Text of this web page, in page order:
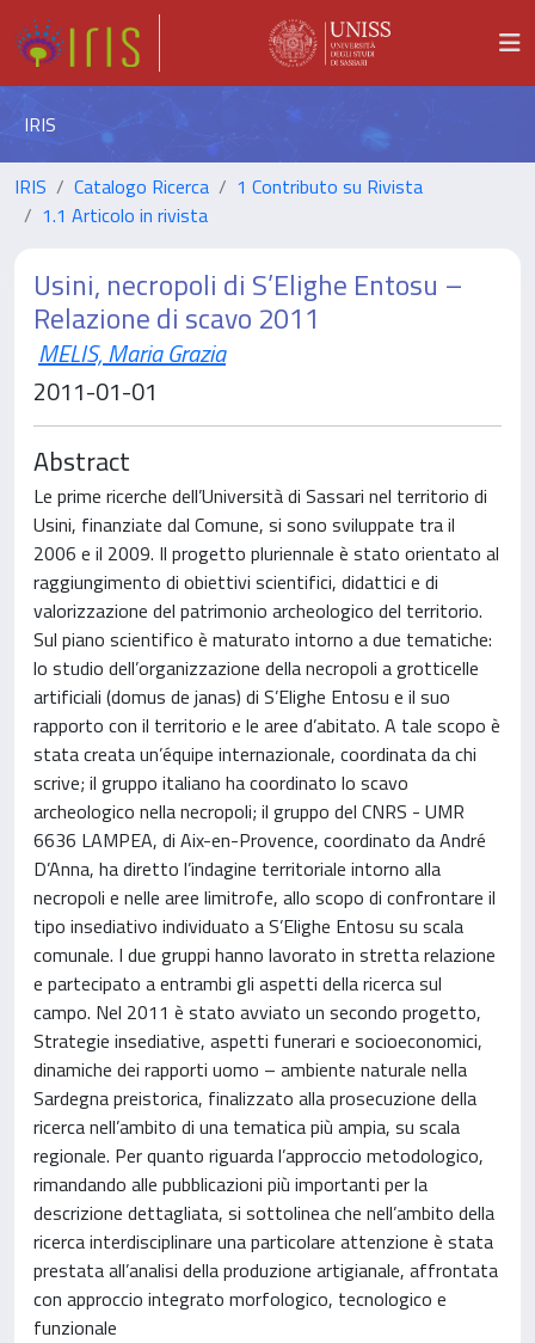
IRIS
IRIS Catalogo Ricerca
1 Contributo su Rivista
1.1 Articolo in rivista
Usini, necropoli di S’Elighe Entosu –
Relazione di scavo 2011
MELIS, Maria Grazia
2011-01-01
Abstract
Le prime ricerche dell’Università di Sassari nel territorio di
Usini, finanziate dal Comune, si sono sviluppate tra il
2006 e il 2009. Il progetto pluriennale è stato orientato al
raggiungimento di obiettivi scientifici, didattici e di
valorizzazione del patrimonio archeologico del territorio.
Sul piano scientifico è maturato intorno a due tematiche:
lo studio dell’organizzazione della necropoli a grotticelle
artificiali (domus de janas) di S’Elighe Entosu e il suo
rapporto con il territorio e le aree d’abitato. A tale scopo è
stata creata un’équipe internazionale, coordinata da chi
scrive; il gruppo italiano ha coordinato lo scavo
archeologico nella necropoli; il gruppo del CNRS - UMR
6636 LAMPEA, di Aix-en-Provence, coordinato da André
D’Anna, ha diretto l’indagine territoriale intorno alla
necropoli e nelle aree limitrofe, allo scopo di confrontare il
tipo insediativo individuato a S’Elighe Entosu su scala
comunale. I due gruppi hanno lavorato in stretta relazione
e partecipato a entrambi gli aspetti della ricerca sul
campo. Nel 2011 è stato avviato un secondo progetto,
Strategie insediative, aspetti funerari e socioeconomici,
dinamiche dei rapporti uomo – ambiente naturale nella
Sardegna preistorica, finalizzato alla prosecuzione della
ricerca nell’ambito di una tematica più ampia, su scala
regionale. Per quanto riguarda l’approccio metodologico,
rimandando alle pubblicazioni più importanti per la
descrizione dettagliata, si sottolinea che nell’ambito della
ricerca interdisciplinare una particolare attenzione è stata
prestata all’analisi della produzione artigianale, affrontata
con approccio integrato morfologico, tecnologico e
funzionale